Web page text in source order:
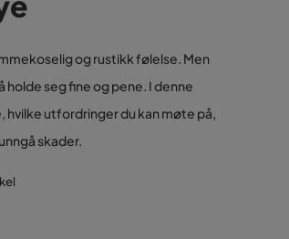
og rustikk følelse. Men
seg fine og pene. I denne
hvilke utfordringer du kan møte på,
skader.